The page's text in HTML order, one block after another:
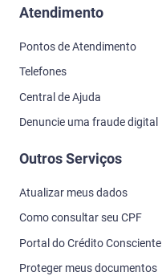
Atendimento
Pontos de Atendimento
Telefones
Central de Ajuda
Denuncie uma fraude digital
Outros Serviços
Atualizar meus dados
Como consultar seu CPF
Portal do Crédito Consciente
Proteger meus documentos